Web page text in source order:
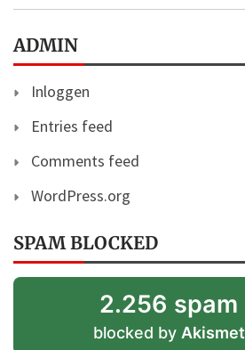
ADMIN
Inloggen
Entries feed
Comments feed
WordPress.org
SPAM BLOCKED
2.256 spam
blocked by Akismet